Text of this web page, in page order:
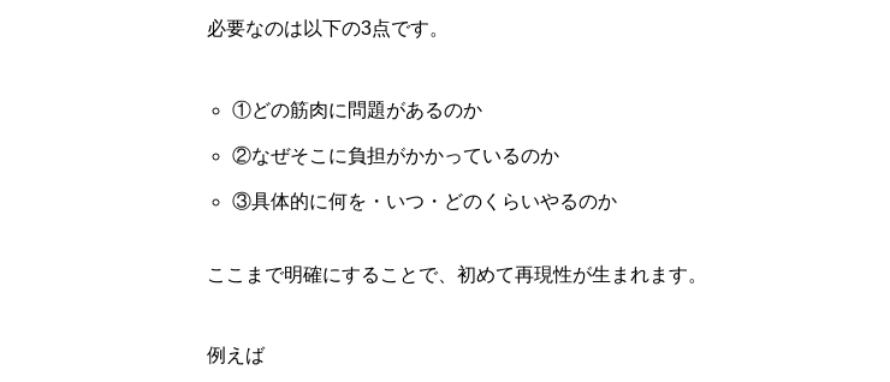
必要なのは以下の3点です。
①どの筋肉に問題があるのか
②なぜそこに負担がかかっているのか
③具体的に何を・いつ・どのくらいやるのか
ここまで明確にすることで、初めて再現性が生まれます。
例えば